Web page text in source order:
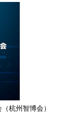
杭州智博会）